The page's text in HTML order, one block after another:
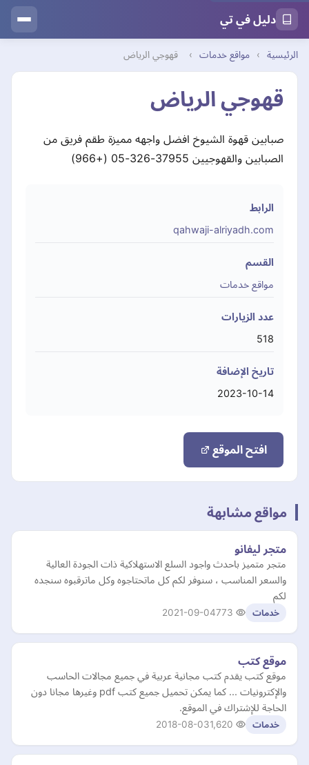
دليل في تي
الرئيسية › مواقع خدمات › قهوجي الرياض
قهوجي الرياض
صبابين قهوة الشيوخ افضل واجهه مميزة طقم فريق من
الصبابين والقهوجيين 37955-326-05 (+966)
الرابط
qahwaji-alriyadh.com
القسم
مواقع خدمات
عدد الزيارات
518
تاريخ الإضافة
2023-10-14
افتح الموقع
مواقع مشابهة
متجر ليفانو
متجر متميز باحدث واجود السلع الاستهلاكية ذات الجودة العالية
والسعر المناسب ، سنوفر لكم كل ماتحتاجوه وكل ماترقبوه سنجده
لكم
خدمات 2021-09-04
موقع كتب
موقع كتب يقدم كتب مجانية عربية في جميع مجالات الحاسب
والإكترونيات ... كما يمكن تحميل جميع كتب pdf وغيرها مجانا دون
الحاجة للإشتراك في الموقع.
خدمات 2018-08-03